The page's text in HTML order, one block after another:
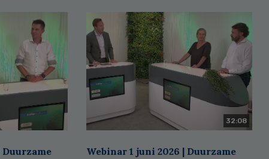
Duurzame
32:08
Webinar 1 juni 2026 | Duurzame